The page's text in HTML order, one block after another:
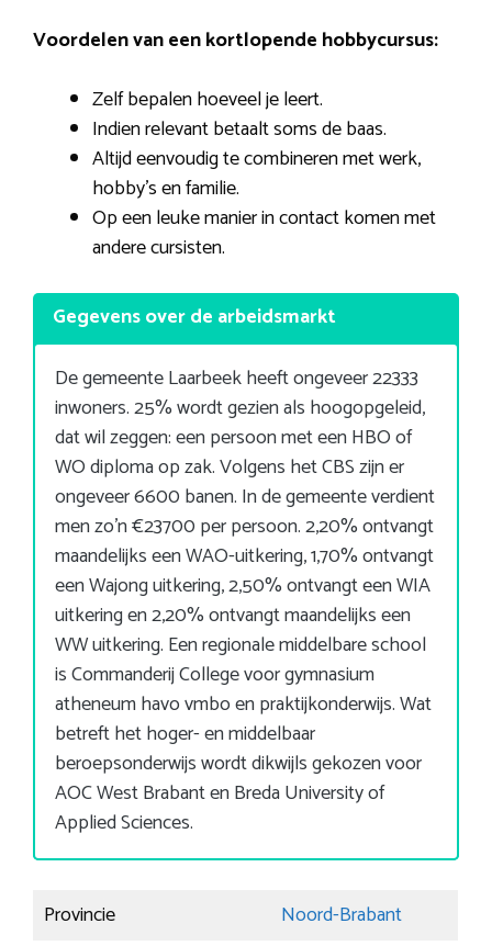
Voordelen van een kortlopende hobbycursus:
Zelf bepalen hoeveel je leert.
Indien relevant betaalt soms de baas.
Altijd eenvoudig te combineren met werk,
hobby’s en familie.
Op een leuke manier in contact komen met
andere cursisten.
Gegevens over de arbeidsmarkt
De gemeente Laarbeek heeft ongeveer 22333
inwoners. 25% wordt gezien als hoogopgeleid,
dat wil zeggen: een persoon met een HBO of
WO diploma op zak. Volgens het CBS zijn er
ongeveer 6600 banen. In de gemeente verdient
men zo’n €23700 per persoon. 2,20% ontvangt
maandelijks een WAO-uitkering, 1,70% ontvangt
een Wajong uitkering, 2,50% ontvangt een WIA
uitkering en 2,20% ontvangt maandelijks een
WW uitkering. Een regionale middelbare school
is Commanderij College voor gymnasium
atheneum havo vmbo en praktijkonderwijs. Wat
betreft het hoger- en middelbaar
beroepsonderwijs wordt dikwijls gekozen voor
AOC West Brabant en Breda University of
Applied Sciences.
Provincie Noord-Brabant